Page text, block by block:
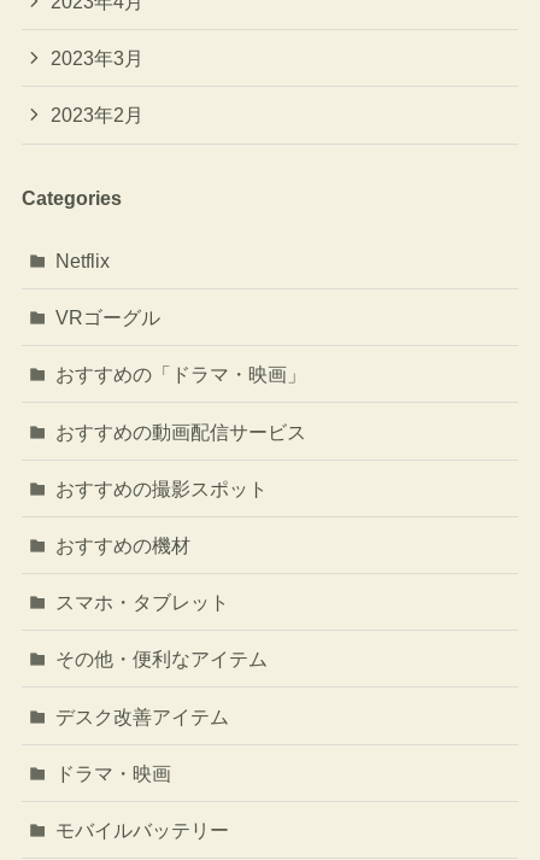
2023年3月
2023年2月
Categories
Netflix
VRゴーグル
おすすめの「ドラマ・映画」
おすすめの動画配信サービス
おすすめの撮影スポット
おすすめの機材
スマホ・タブレット
その他・便利なアイテム
デスク改善アイテム
ドラマ・映画
モバイルバッテリー